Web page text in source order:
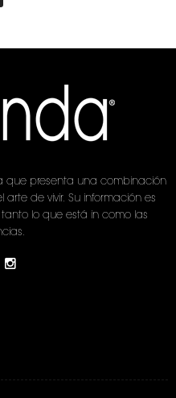
que presenta una combinación
de vivir. Su información es
lo que está in como las